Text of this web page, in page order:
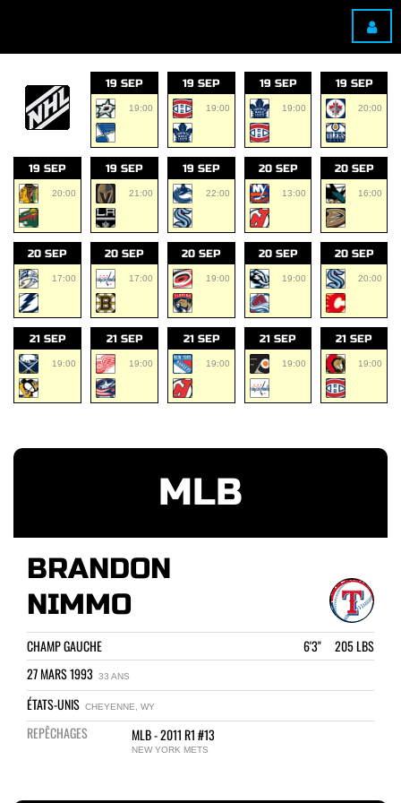
19 SEP
19:00
19 SEP
19:00
19 SEP
19:00
19 SEP
20:00
19 SEP
20:00
19 SEP
21:00
19 SEP
22:00
20 SEP
13:00
20 SEP
16:00
20 SEP
17:00
20 SEP
17:00
20 SEP
19:00
20 SEP
19:00
20 SEP
20:00
21 SEP
19:00
21 SEP
19:00
21 SEP
19:00
21 SEP
19:00
21 SEP
19:00
MLB
BRANDON
NIMMO
CHAMP GAUCHE
6'3" 205 LBS
27 MARS 1993 33 ANS
ÉTATS-UNIS CHEYENNE, WY
REPÊCHAGES MLB - 2011 R1 #13
NEW YORK METS